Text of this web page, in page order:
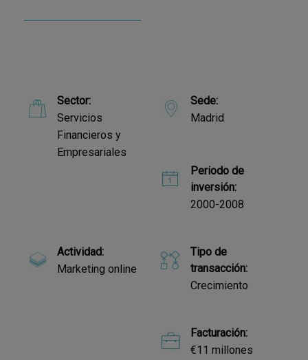
Sector:
Servicios
Financieros y
Empresariales
Sede:
Madrid
Periodo de
inversión:
2000-2008
Actividad:
Marketing online
Tipo de
transacción:
Crecimiento
Facturación:
€11 millones